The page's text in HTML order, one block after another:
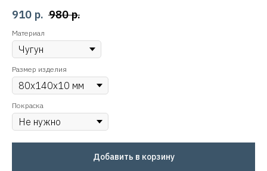
910 р. 980 р.
Материал
Размер изделия
Покраска
Добавить в корзину